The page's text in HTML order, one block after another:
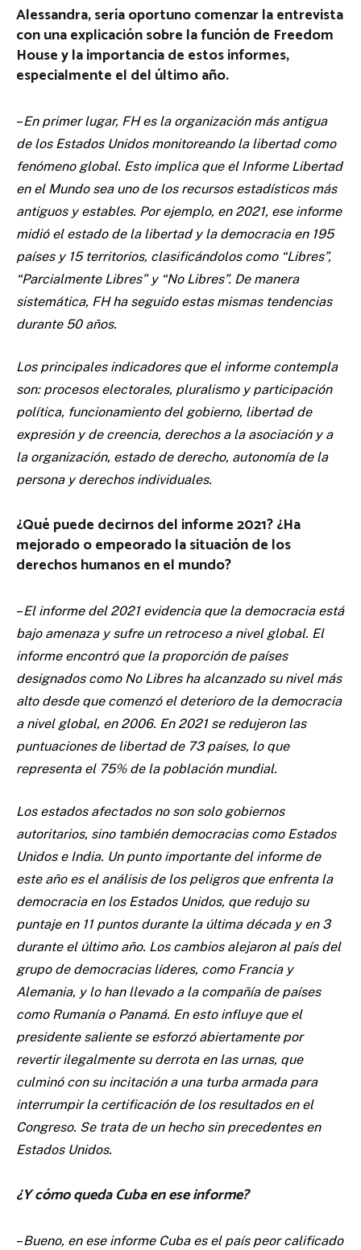
Alessandra, sería oportuno comenzar la entrevista
con una explicación sobre la función de Freedom
House y la importancia de estos informes,
especialmente el del último año.
–En primer lugar, FH es la organización más antigua
de los Estados Unidos monitoreando la libertad como
fenómeno global. Esto implica que el Informe Libertad
en el Mundo sea uno de los recursos estadísticos más
antiguos y estables. Por ejemplo, en 2021, ese informe
midió el estado de la libertad y la democracia en 195
países y 15 territorios, clasificándolos como “Libres”,
“Parcialmente Libres” y “No Libres”. De manera
sistemática, FH ha seguido estas mismas tendencias
durante 50 años.
Los principales indicadores que el informe contempla
son: procesos electorales, pluralismo y participación
política, funcionamiento del gobierno, libertad de
expresión y de creencia, derechos a la asociación y a
la organización, estado de derecho, autonomía de la
persona y derechos individuales.
¿Qué puede decirnos del informe 2021? ¿Ha
mejorado o empeorado la situación de los
derechos humanos en el mundo?
–El informe del 2021 evidencia que la democracia está
bajo amenaza y sufre un retroceso a nivel global. El
informe encontró que la proporción de países
designados como No Libres ha alcanzado su nivel más
alto desde que comenzó el deterioro de la democracia
a nivel global, en 2006. En 2021 se redujeron las
puntuaciones de libertad de 73 países, lo que
representa el 75% de la población mundial.
Los estados afectados no son solo gobiernos
autoritarios, sino también democracias como Estados
Unidos e India. Un punto importante del informe de
este año es el análisis de los peligros que enfrenta la
democracia en los Estados Unidos, que redujo su
puntaje en 11 puntos durante la última década y en 3
durante el último año. Los cambios alejaron al país del
grupo de democracias líderes, como Francia y
Alemania, y lo han llevado a la compañía de países
como Rumanía o Panamá. En esto influye que el
presidente saliente se esforzó abiertamente por
revertir ilegalmente su derrota en las urnas, que
culminó con su incitación a una turba armada para
interrumpir la certificación de los resultados en el
Congreso. Se trata de un hecho sin precedentes en
Estados Unidos.
¿Y cómo queda Cuba en ese informe?
–Bueno, en ese informe Cuba es el país peor calificado